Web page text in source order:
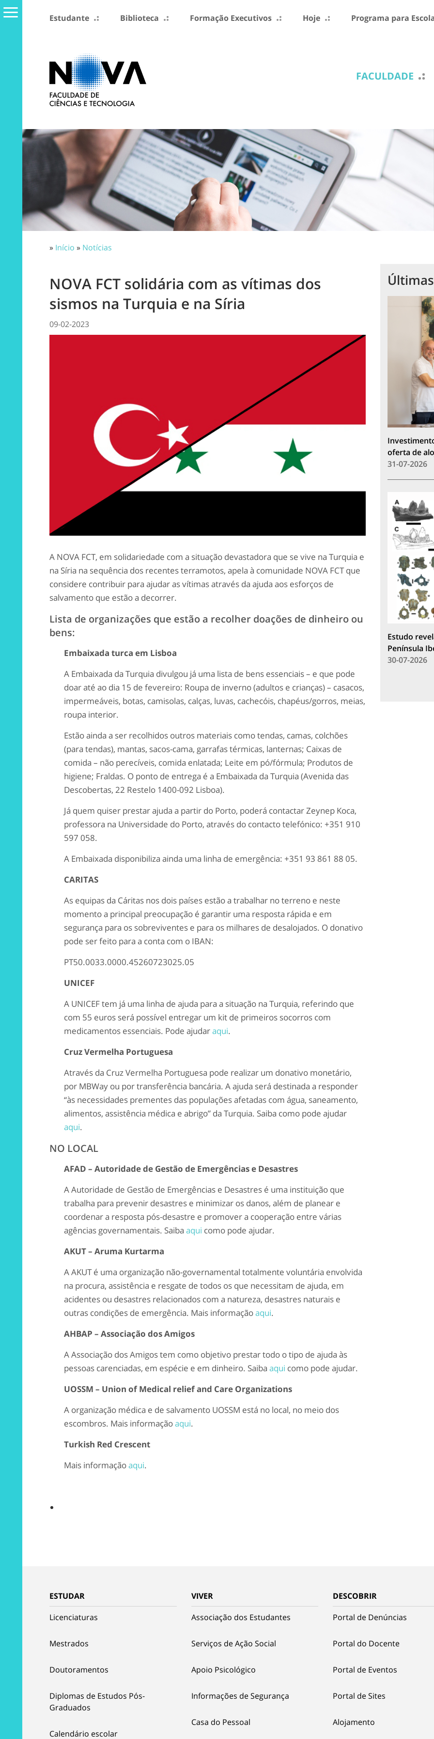
Estudante Biblioteca Formação Executivos Hoje Programa para
FACULDADE
» Início » Notícias
NOVA FCT solidária com as vítimas dos
sismos na Turquia e na Síria
09-02-2023
A NOVA FCT, em solidariedade com a situação devastadora que se vive na Turquia e
na Síria na sequência dos recentes terramotos, apela à comunidade NOVA FCT que
considere contribuir para ajudar as vítimas através da ajuda aos esforços de
salvamento que estão a decorrer.
Lista de organizações que estão a recolher doações de dinheiro ou
bens:
Embaixada turca em Lisboa
A Embaixada da Turquia divulgou já uma lista de bens essenciais – e que pode
doar até ao dia 15 de fevereiro: Roupa de inverno (adultos e crianças) – casacos,
impermeáveis, botas, camisolas, calças, luvas, cachecóis, chapéus/gorros, meias,
roupa interior.
Estão ainda a ser recolhidos outros materiais como tendas, camas, colchões
(para tendas), mantas, sacos-cama, garrafas térmicas, lanternas; Caixas de
comida – não perecíveis, comida enlatada; Leite em pó/fórmula; Produtos de
higiene; Fraldas. O ponto de entrega é a Embaixada da Turquia (Avenida das
Descobertas, 22 Restelo 1400-092 Lisboa).
Já quem quiser prestar ajuda a partir do Porto, poderá contactar Zeynep Koca,
professora na Universidade do Porto, através do contacto telefónico: +351 910
597 058.
A Embaixada disponibiliza ainda uma linha de emergência: +351 93 861 88 05.
CARITAS
As equipas da Cáritas nos dois países estão a trabalhar no terreno e neste
momento a principal preocupação é garantir uma resposta rápida e em
segurança para os sobreviventes e para os milhares de desalojados. O donativo
pode ser feito para a conta com o IBAN:
PT50.0033.0000.45260723025.05
UNICEF
A UNICEF tem já uma linha de ajuda para a situação na Turquia, referindo que
com 55 euros será possível entregar um kit de primeiros socorros com
medicamentos essenciais. Pode ajudaraqui.
Cruz Vermelha Portuguesa
Através da Cruz Vermelha Portuguesa pode realizar um donativo monetário,
por MBWay ou por transferência bancária. A ajuda será destinada a responder
“às necessidades prementes das populações afetadas com água, saneamento,
alimentos, assistência médica e abrigo” da Turquia. Saiba como pode ajudar
aqui.
NO LOCAL
AFAD – Autoridade de Gestão de Emergências e Desastres
A Autoridade de Gestão de Emergências e Desastres é uma instituição que
trabalha para prevenir desastres e minimizar os danos, além de planear e
coordenar a resposta pós-desastre e promover a cooperação entre várias
agências governamentais. Saiba aqui como pode ajudar.
AKUT – Aruma Kurtarma
A AKUT é uma organização não-governamental totalmente voluntária envolvida
na procura, assistência e resgate de todos os que necessitam de ajuda, em
acidentes ou desastres relacionados com a natureza, desastres naturais e
outras condições de emergência. Mais informaçãoaqui.
AHBAP – Associação dos Amigos
A Associação dos Amigos tem como objetivo prestar todo o tipo de ajuda às
pessoas carenciadas, em espécie e em dinheiro. Saiba aqui como pode ajudar.
UOSSM – Union of Medical relief and Care Organizations
A organização médica e de salvamento UOSSM está no local, no meio dos
escombros. Mais informaçãoaqui.
Turkish Red Crescent
Mais informaçãoaqui.
oferta de
31-07-2026
Estudo
Península
30-07-2026
ESTUDAR
Licenciaturas
Mestrados
Doutoramentos
Diplomas de Estudos Pós-
Graduados
Calendário escolar
VIVER
Associação dos Estudantes
Serviços de Ação Social
Apoio Psicológico
Informações de Segurança
Casa do Pessoal
DESCOBRIR
Portal de Denúncias
Portal do Docente
Portal de Eventos
Portal de Sites
Alojamento